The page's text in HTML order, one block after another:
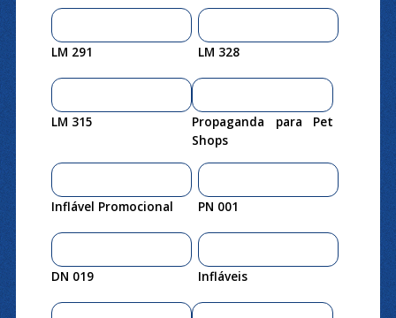
LM 291 LM 328
LM 315
Propaganda para Pet
Shops
Inflável Promocional PN 001
DN 019 Infláveis